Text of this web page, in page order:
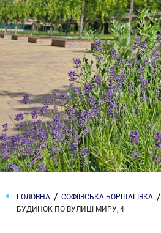
ГОЛОВНА
СОФІЇВСЬКА БОРЩАГІВКА
БУДИНОК ПО ВУЛИЦІ МИРУ, 4